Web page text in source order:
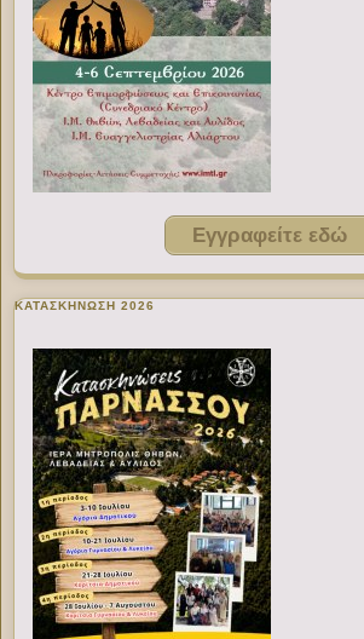
Εγγραφείτε εδώ
ΚΑΤΑΣΚΗΝΩΣΗ 2026